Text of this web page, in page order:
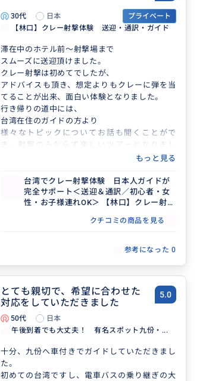
30代 日本
プライベート
【林口】クレー射撃体験 送迎・通訳・ガイド
滞在中のホテル前〜射撃場まで
スムーズに送迎頂けました。
クレー射撃は初めてでしたが、
アドバイスも頂き、想定よりもクレーに弾を当
てることが出来、面白い体験となりました。
行き帰りの道中には、
台湾在住のガイドの方より
様々なトピックについてお話も聞くことがで
き、射撃のみならず楽しいツアーとなりまし
もっと見る
台湾でクレー射撃体験 日本人ガイドが
完全サポート＜送迎＆通訳／初心者・女
性・お子様連れOK＞ 【林口】クレー射撃
クチコミの商品を見る
参考になった 0
とても親切で、希望に合わせた
対応をしていただきました
5.0
50代
日本
午後到着でも大丈夫！ 有名スポット九份・...
十分、九份へ車付きでガイドしていただきまし
た。
初めての台湾ですし、電車バスの乗り継ぎの大